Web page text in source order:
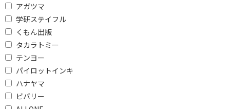
アガツマ
学研ステイフル
くもん出版
タカラトミー
テンヨー
パイロットインキ
ハナヤマ
ビバリー